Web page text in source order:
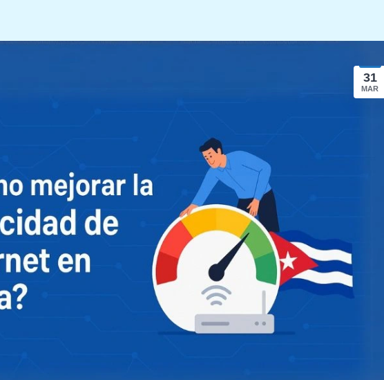
31
MAR